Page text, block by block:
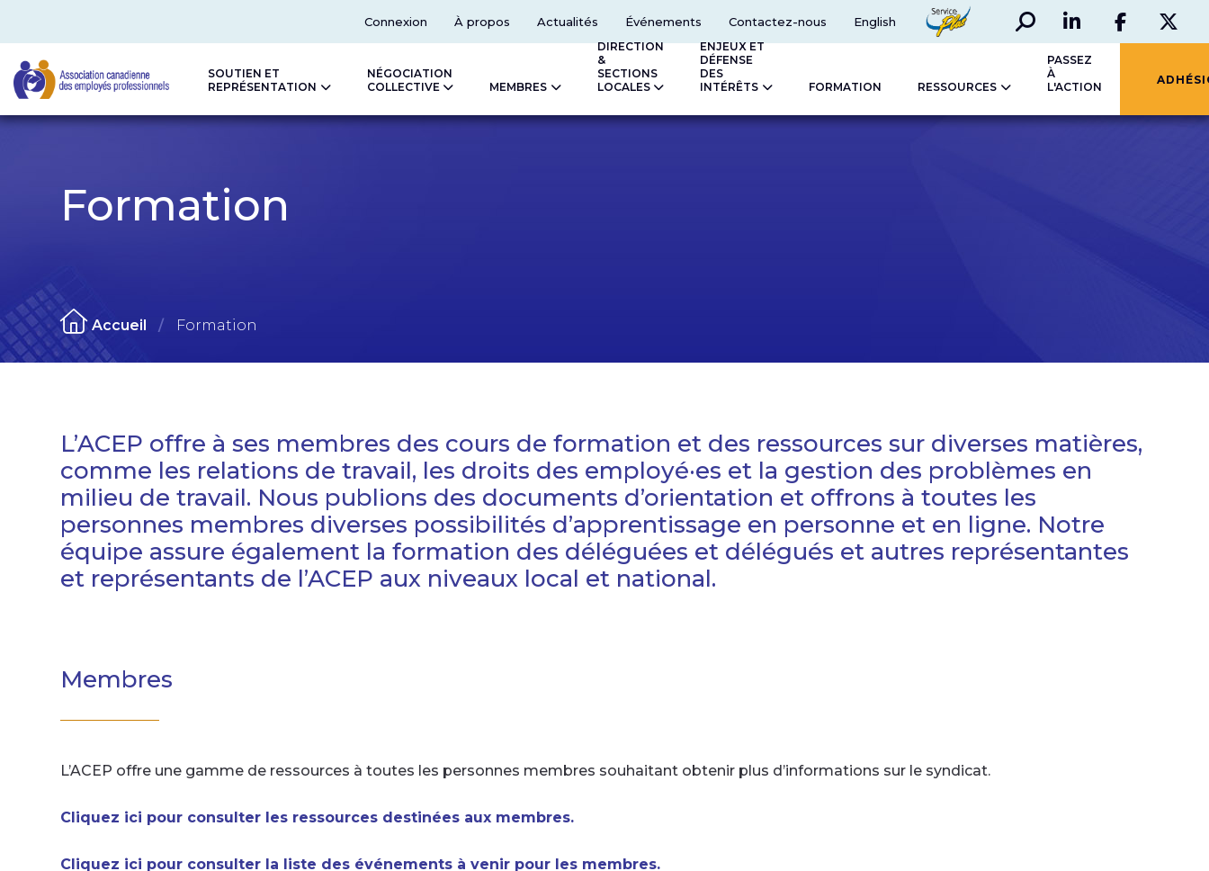
Top
Connexion À propos Actualités Événements Contactez-nous English
ServicePlus
Rechercher Social
LinkedIn
SOUTIEN ET
REPRÉSENTATION
NÉGOCIATION
COLLECTIVE
MEMBRES
DIRECTION
&
SECTIONS
LOCALES
ENJEUX ET
DÉFENSE
DES
INTÉRÊTS
FORMATION RESSOURCES
PASSEZ
À
L'ACTION
Formation
Accueil Formation
L’ACEP offre à ses membres des cours de formation et des ressources sur diverses matières,
comme les relations de travail, les droits des employé·es et la gestion des problèmes en
milieu de travail. Nous publions des documents d’orientation et offrons à toutes les
personnes membres diverses possibilités d’apprentissage en personne et en ligne. Notre
équipe assure également la formation des déléguées et délégués et autres représentantes
et représentants de l’ACEP aux niveaux local et national.
Membres
L’ACEP offre une gamme de ressources à toutes les personnes membres souhaitant obtenir plus d’informations sur le syndicat.
Cliquez ici pour consulter les ressources destinées aux membres.
Cliquez ici pour consulter la liste des événements à venir pour les membres.